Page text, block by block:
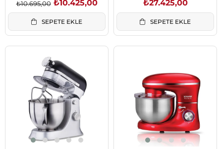
₺10.425,00
₺10.695,00
SEPETE EKLE
₺27.425,00
SEPETE EKLE